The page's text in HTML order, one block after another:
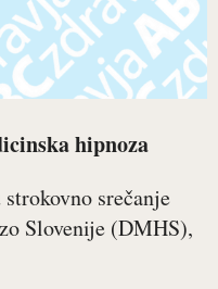
hipnoza
srečanje
Slovenije (DMHS),